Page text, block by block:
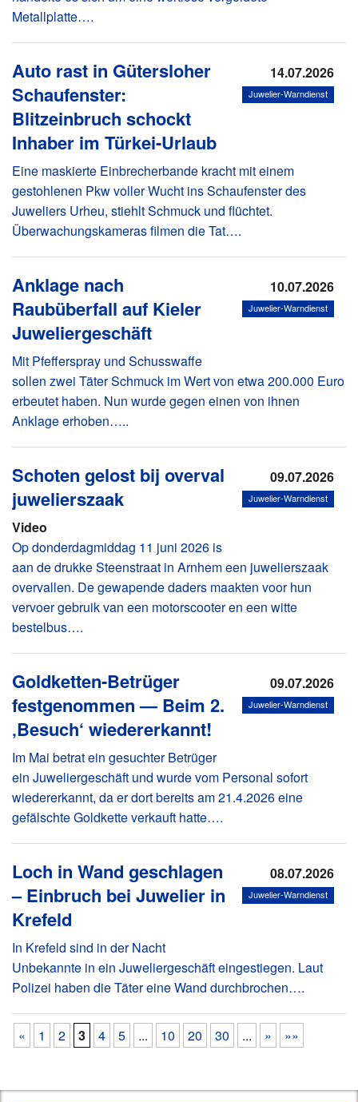
Metallplatte….
14.07.2026
Juwelier-Warndienst
Auto rast in Gütersloher
Schaufenster:
Blitzeinbruch schockt
Inhaber im Türkei-Urlaub
Eine maskierte Einbrecherbande kracht mit einem
gestohlenen Pkw voller Wucht ins Schaufenster des
Juweliers Urheu, stiehlt Schmuck und flüchtet.
Überwachungskameras filmen die Tat….
10.07.2026
Juwelier-Warndienst
Anklage nach
Raubüberfall auf Kieler
Juweliergeschäft
Mit Pfefferspray und Schusswaffe
sollen zwei Täter Schmuck im Wert von etwa 200.000 Euro
erbeutet haben. Nun wurde gegen einen von ihnen
Anklage erhoben…..
09.07.2026
Juwelier-Warndienst
Schoten gelost bij overval
juwelierszaak
Video
Op donderdagmiddag 11 juni 2026 is
aan de drukke Steenstraat in Arnhem een juwelierszaak
overvallen. De gewapende daders maakten voor hun
vervoer gebruik van een motorscooter en een witte
bestelbus….
09.07.2026
Juwelier-Warndienst
Goldketten-Betrüger
festgenommen — Beim 2.
‚Besuch‘ wiedererkannt!
Im Mai betrat ein gesuchter Betrüger
ein Juweliergeschäft und wurde vom Personal sofort
wiedererkannt, da er dort bereits am 21.4.2026 eine
gefälschte Goldkette verkauft hatte….
08.07.2026
Juwelier-Warndienst
Loch in Wand geschlagen
– Einbruch bei Juwelier in
Krefeld
In Krefeld sind in der Nacht
Unbekannte in ein Juweliergeschäft eingestiegen. Laut
Polizei haben die Täter eine Wand durchbrochen….
« 1 2 3 4 5 ... 10 20 30 ... » »»